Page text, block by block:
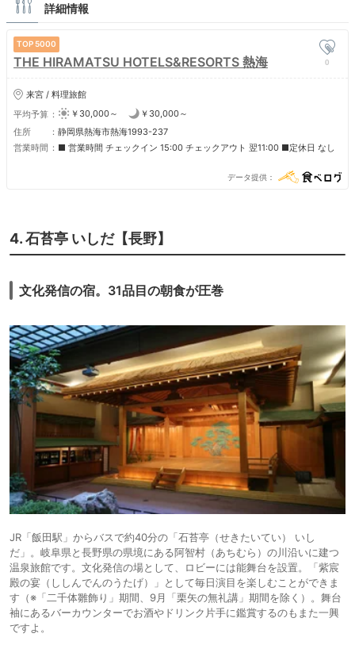
詳細情報
5000
THE HIRAMATSU HOTELS&RESORTS 熱海 0
来宮 / 料理旅館
平均予算
￥30,000～
￥30,000～
住所
静岡県熱海市熱海1993-237
営業時間
■ 営業時間 チェックイン 15:00 チェックアウト 翌11:00 ■定休日 なし
データ提供
4. 石苔亭 いしだ【長野】
文化発信の宿。31品目の朝食が圧巻
JR「飯田駅」からバスで約40分の「石苔亭（せきたいてい） いし
だ」。岐阜県と長野県の県境にある阿智村（あちむら）の川沿いに建つ
温泉旅館です。文化発信の場として、ロビーには能舞台を設置。「紫宸
殿の宴（ししんでんのうたげ）」として毎日演目を楽しむことができま
す（※「二千体雛飾り」期間、9月「栗矢の無礼講」期間を除く）。舞台
袖にあるバーカウンターでお酒やドリンク片手に鑑賞するのもまた一興
ですよ。